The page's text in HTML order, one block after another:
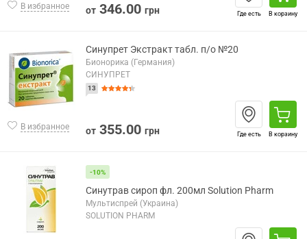
В избранное от 346.00 грн Где есть В корзину
В избранное
Синупрет Экстракт табл. п/о №20
Бионорика (Германия)
СИНУПРЕТ
13
от 355.00 грн Где есть В корзину
-10%
Синутрав сироп фл. 200мл Solution Pharm
Мультиспрей (Украина)
SOLUTION PHARM